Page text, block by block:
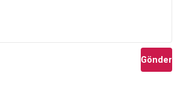
Gönder